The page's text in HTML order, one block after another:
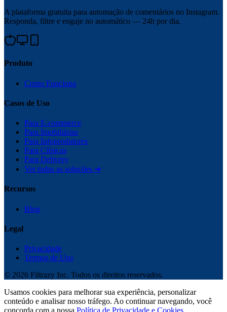
A plataforma gratuita para automação de comentários no Instagram.
Responda, filtre e engaje no automático — 24h por dia.
Produto
Como Funciona
Casos de Uso
Para E-commerce
Para Imobiliárias
Para Infoprodutores
Para Clínicas
Para Delivery
Ver todas as soluções ➔
Recursos
Blog
Legal
Privacidade
Termos de Uso
© 2026 Filtrazy Inc. Todos os direitos reservados.
Usamos cookies para melhorar sua experiência, personalizar
conteúdo e analisar nosso tráfego. Ao continuar navegando, você